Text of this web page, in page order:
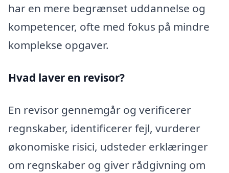
har en mere begrænset uddannelse og
kompetencer, ofte med fokus på mindre
komplekse opgaver.
Hvad laver en revisor?
En revisor gennemgår og verificerer
regnskaber, identificerer fejl, vurderer
økonomiske risici, udsteder erklæringer
om regnskaber og giver rådgivning om